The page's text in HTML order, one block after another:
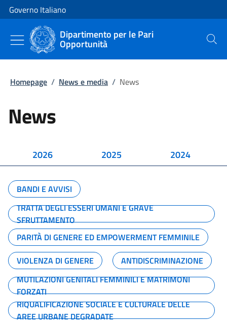
Vai al contenuto
Vai alla navigazione del sito
Governo Italiano
Dipartimento per le Pari
Opportunità Cerca
Homepage / News e media / News
News
2026 2025 2024
BANDI E AVVISI
TRATTA DEGLI ESSERI UMANI E GRAVE
SFRUTTAMENTO
PARITÀ DI GENERE ED EMPOWERMENT FEMMINILE
VIOLENZA DI GENERE
ANTIDISCRIMINAZIONE
MUTILAZIONI GENITALI FEMMINILI E MATRIMONI
FORZATI
RIQUALIFICAZIONE SOCIALE E CULTURALE DELLE
AREE URBANE DEGRADATE